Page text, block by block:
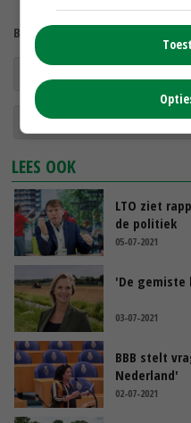
Bekijk meer over:
stikstofaanpak
Planbureau voor de
LEES OOK
LTO ziet
de politiek
05-07-2021
'De gemiste
03-07-2021
BBB stelt
Nederland'
02-07-2021